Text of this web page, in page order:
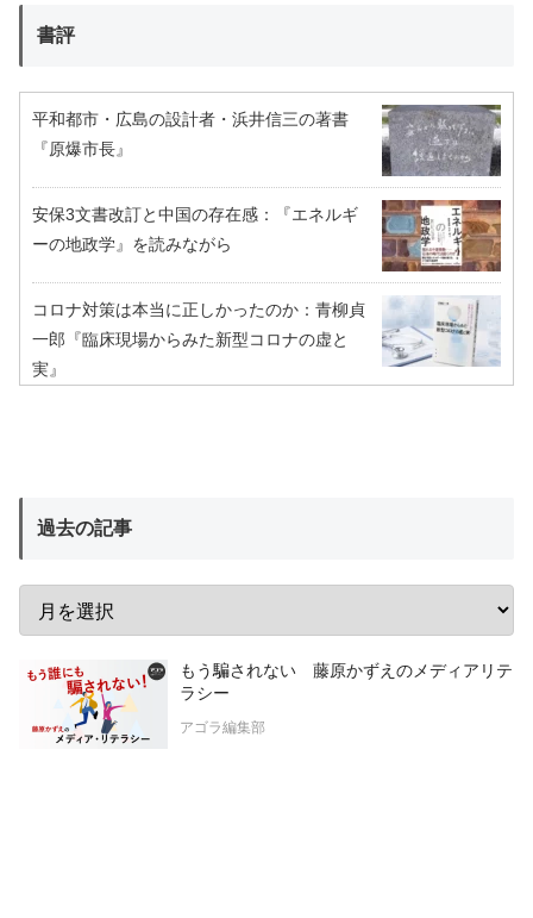
書評
平和都市・広島の設計者・浜井信三の著書
『原爆市長』
安保3文書改訂と中国の存在感：『エネルギ
ーの地政学』を読みながら
コロナ対策は本当に正しかったのか：青柳貞
一郎『臨床現場からみた新型コロナの虚と
実』
過去の記事
もう騙されない 藤原かずえのメディアリテ
ラシー
アゴラ編集部